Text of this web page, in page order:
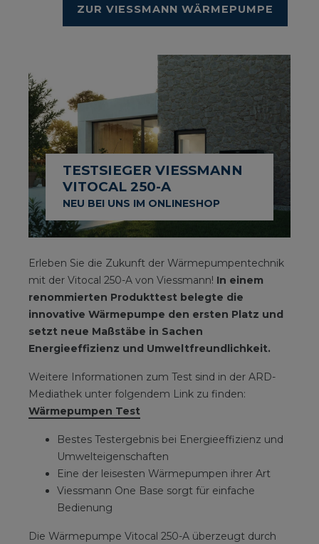
ZUR VIESSMANN WÄRMEPUMPE
TESTSIEGER VIESSMANN
VITOCAL 250-A
NEU BEI UNS IM ONLINESHOP
Erleben Sie die Zukunft der Wärmepumpentechnik
mit der Vitocal 250-A von Viessmann! In einem
renommierten Produkttest belegte die
innovative Wärmepumpe den ersten Platz und
setzt neue Maßstäbe in Sachen
Energieeffizienz und Umweltfreundlichkeit.
Weitere Informationen zum Test sind in der ARD-
Mediathek unter folgendem Link zu finden:
Wärmepumpen Test
Bestes Testergebnis bei Energieeffizienz und
Umwelteigenschaften
Eine der leisesten Wärmepumpen ihrer Art
Viessmann One Base sorgt für einfache
Bedienung
Die Wärmepumpe Vitocal 250-A überzeugt durch